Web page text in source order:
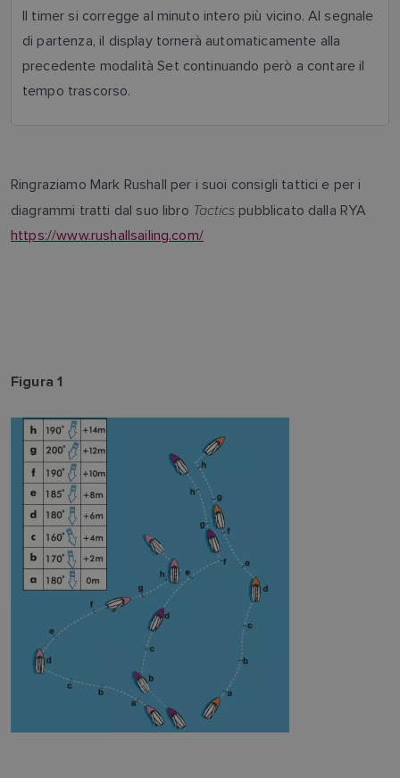
Il timer si corregge al minuto intero più vicino. Al segnale
di partenza, il display tornerà automaticamente alla
precedente modalità Set continuando però a contare il
tempo trascorso.
Ringraziamo Mark Rushall per i suoi consigli tattici e per i
diagrammi tratti dal suo libro Tactics pubblicato dalla RYA
https://www.rushallsailing.com/
Figura 1